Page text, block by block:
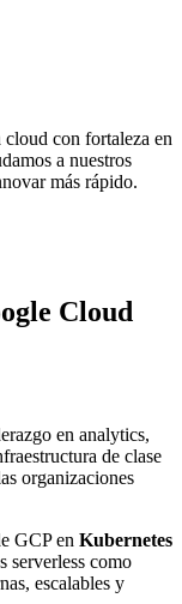
con fortaleza en
a nuestros
más rápido.
Cloud
en analytics,
de clase
organizaciones
GCP en Kubernetes
serverless como
escalables y